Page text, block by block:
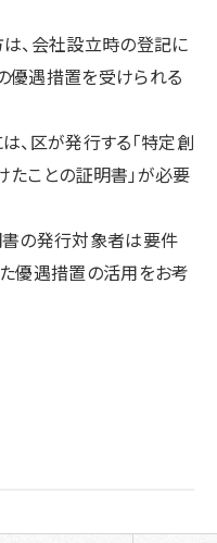
、会社設立時の登記に
優遇措置を受けられる
、区が発行する「特定創
ことの証明書」が必要
の発行対象者は要件
優遇措置の活用をお考